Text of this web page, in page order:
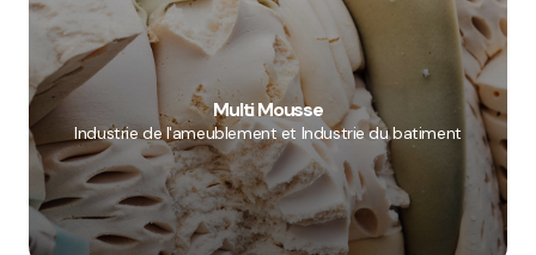
Multi Mousse
Industrie de l'ameublement et Industrie du batiment